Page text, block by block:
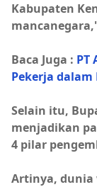
Kabupaten
Baca Juga : PT
Pekerja
Selain itu,
menjadikan
4 pilar
Artinya, dunia